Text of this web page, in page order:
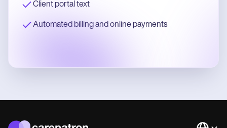
Client portal text
Automated billing and online payments